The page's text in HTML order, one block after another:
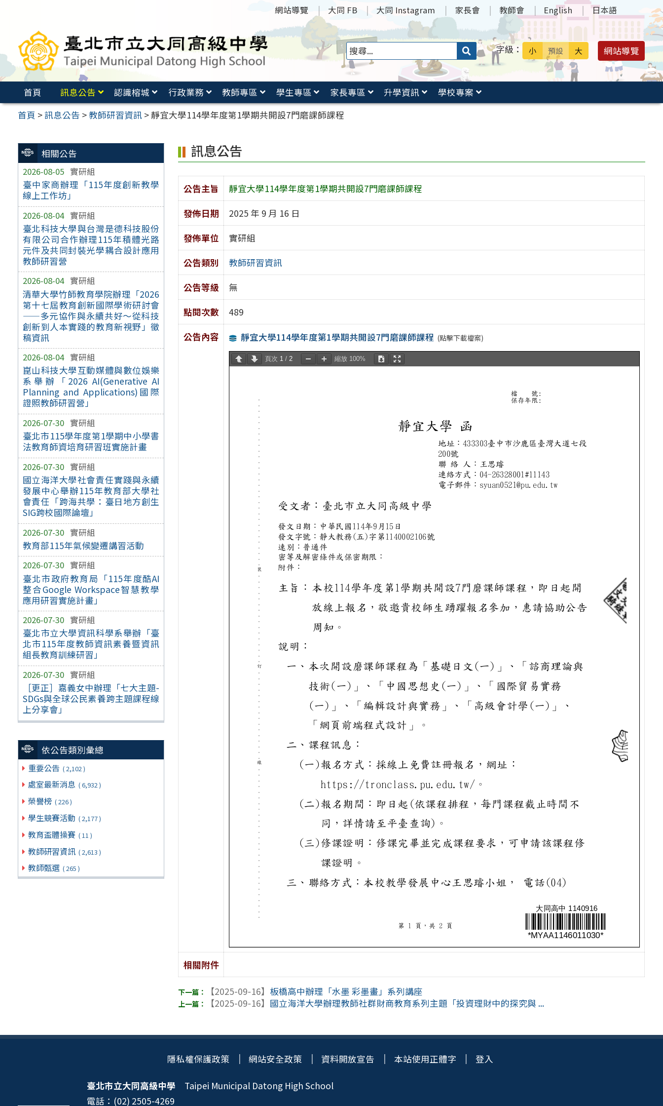
要
容
網站導覽 大同 FB 大同 Instagram 家長會 教師會 English 日本語
搜
送出 字級： 小 預設 大 網站導覽
首頁 訊息公告 認識榕城 行政業務 教師專區 學生專區 家長專區 升學資訊
學校專案
首頁 >訊息公告 >教師研習資訊 >靜宜大學114學年度第1學期共開設7門磨課師課程
相關公告
2026-08-05 實研組
臺中家商辦理「115年度創新教學
線上工作坊」
2026-08-04 實研組
臺北科技大學與台灣是德科技股份
有限公司合作辦理115年積體光路
元件及共同封裝光學耦合設計應用
教師研習營
2026-08-04 實研組
清華大學竹師教育學院辦理「2026
第十七屆教育創新國際學術研討會
——多元協作與永續共好～從科技
創新到人本實踐的教育新視野」徵
稿資訊
2026-08-04 實研組
崑山科技大學互動媒體與數位娛樂
系舉辦「2026 AI(Generative AI
Planning and Applications)國際
證照教師研習營」
2026-07-30 實研組
臺北市115學年度第1學期中小學書
法教育師資培育研習班實施計畫
2026-07-30 實研組
國立海洋大學社會責任實踐與永續
發展中心舉辦115年教育部大學社
會責任「跨海共學：臺日地方創生
SIG跨校國際論壇」
2026-07-30 實研組
教育部115年氣候變遷講習活動
2026-07-30 實研組
臺北市政府教育局「115年度酷AI
整合Google Workspace智慧教學
應用研習實施計畫」
2026-07-30 實研組
臺北市立大學資訊科學系舉辦「臺
北市115年度教師資訊素養暨資訊
組長教育訓練研習」
2026-07-30 實研組
［更正］嘉義女中辦理「七大主題-
SDGs與全球公民素養跨主題課程線
上分享會」
依公告類別彙總
重要公告 ( 2,102 )
處室最新消息 ( 6,932 )
榮譽榜 ( 226 )
學生競賽活動 ( 2,177 )
教育盃體操賽 ( 11 )
教師研習資訊 ( 2,613 )
教師甄選 ( 265 )
訊息公告
公告主旨
靜宜大學114學年度第1學期共開設7門磨課師課程
發佈日期
2025 年 9 月 16 日
發佈單位
實研組
公告類別
教師研習資訊
公告等級
無
點閱次數
489
公告內容
靜宜大學114學年度第1學期共開設7門磨課師課程 (點擊下載檔案)
頁次 1/ 2 縮放 100%
相關附件
【2025-09-16】 板橋高中辦理「水墨 彩墨畫」系列講座
【2025-09-16】 國立海洋大學辦理教師社群財商教育系列主題「投資理財中的探究與 ...
隱私權保護政策 網站安全政策 資料開放宣告 本站使用正體字 登入
臺北市立大同高級中學 Taipei Municipal Datong High School
電話：(02) 2505-4269